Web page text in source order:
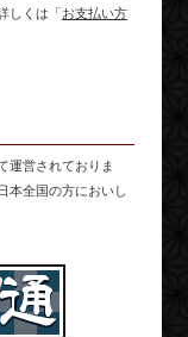
しくは「お支払い方
運営されておりま
本全国の方においし